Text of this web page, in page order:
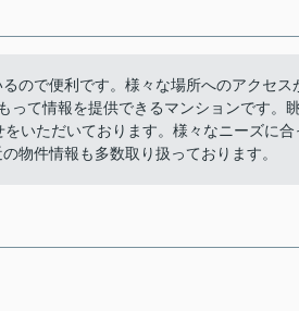
ので便利です。様々な場所へのアクセス
って情報を提供できるマンションです。
いただいております。様々なニーズに合
物件情報も多数取り扱っております。